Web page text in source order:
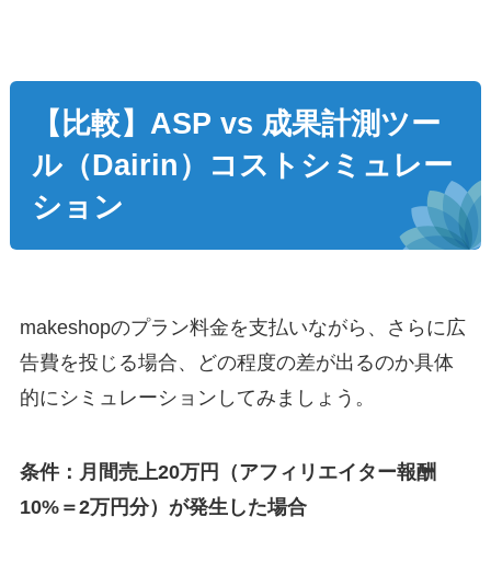
【比較】ASP vs 成果計測ツー
ル（Dairin）コストシミュレー
ション
makeshopのプラン料金を支払いながら、さらに広
告費を投じる場合、どの程度の差が出るのか具体
的にシミュレーションしてみましょう。
条件：月間売上20万円（アフィリエイター報酬
10%＝2万円分）が発生した場合